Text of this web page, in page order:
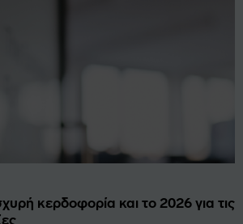
κερδοφορία και το 2026 για τις